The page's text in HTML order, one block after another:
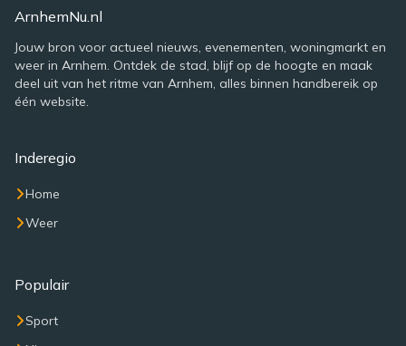
ArnhemNu.nl
Jouw bron voor actueel nieuws, evenementen, woningmarkt en
weer in Arnhem. Ontdek de stad, blijf op de hoogte en maak
deel uit van het ritme van Arnhem, alles binnen handbereik op
één website.
Inderegio
Home
Weer
Populair
Sport